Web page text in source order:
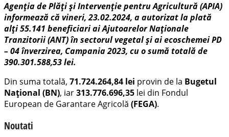
Agenția de Plăți și Intervenție pentru Agricultură (APIA)
informează că vineri, 23.02.2024, a autorizat la plată
alți 55.141 beneficiari ai Ajutoarelor Naționale
Tranzitorii (ANT) în sectorul vegetal și ai ecoschemei PD
– 04 înverzirea, Campania 2023, cu o sumă totală de
390.301.588,53 lei.
Din suma totală, 71.724.264,84 lei provin de la Bugetul
Național (BN), iar313.776.696,35 lei din Fondul
European de Garantare Agricolă (FEGA).
Noutati